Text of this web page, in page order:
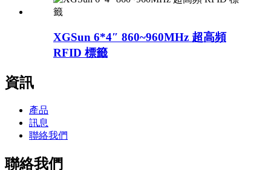
XGSun 6*4″ 860~960MHz 超高頻
RFID 標籤
資訊
產品
訊息
聯絡我們
聯絡我們